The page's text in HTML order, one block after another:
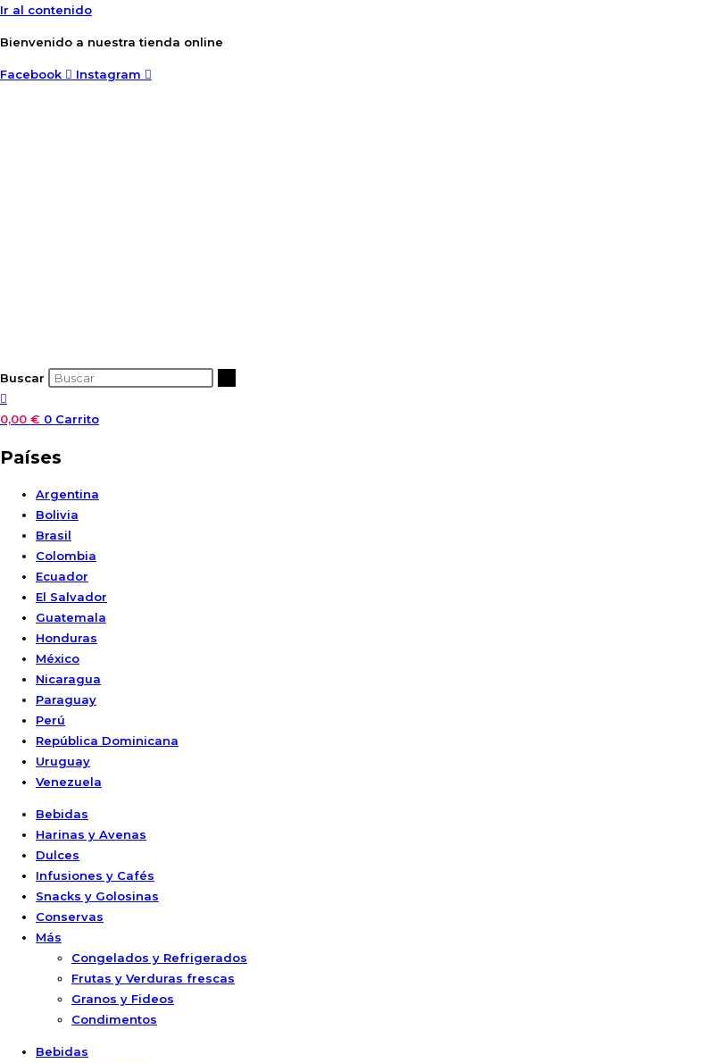
Ir al contenido
Bienvenido a nuestra tienda online
Facebook Instagram
Buscar
0,00 € 0 Carrito
Países
Argentina
Bolivia
Brasil
Colombia
Ecuador
El Salvador
Guatemala
Honduras
México
Nicaragua
Paraguay
Perú
República Dominicana
Uruguay
Venezuela
Bebidas
Harinas y Avenas
Dulces
Infusiones y Cafés
Snacks y Golosinas
Conservas
Más
Congelados y Refrigerados
Frutas y Verduras frescas
Granos y Fideos
Condimentos
Bebidas